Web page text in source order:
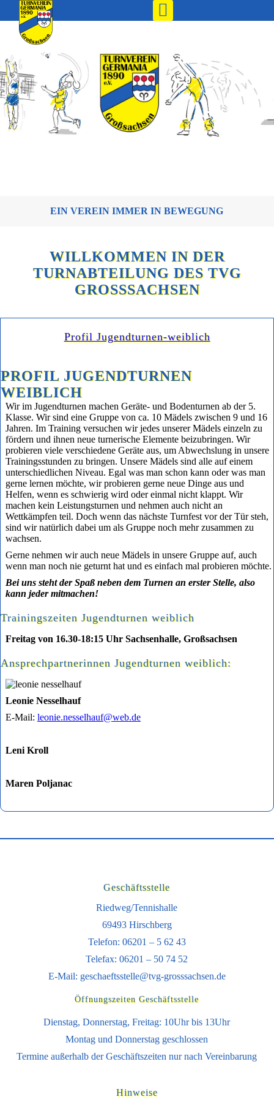
EIN VEREIN IMMER IN BEWEGUNG
WILLKOMMEN IN DER
TURNABTEILUNG DES TVG
GROSSSACHSEN
Profil Jugendturnen-weiblich
PROFIL JUGENDTURNEN
WEIBLICH
Wir im Jugendturnen machen Geräte- und Bodenturnen ab der 5.
Klasse. Wir sind eine Gruppe von ca. 10 Mädels zwischen 9 und 16
Jahren. Im Training versuchen wir jedes unserer Mädels einzeln zu
fördern und ihnen neue turnerische Elemente beizubringen. Wir
probieren viele verschiedene Geräte aus, um Abwechslung in unsere
Trainingsstunden zu bringen. Unsere Mädels sind alle auf einem
unterschiedlichen Niveau. Egal was man schon kann oder was man
gerne lernen möchte, wir probieren gerne neue Dinge aus und
Helfen, wenn es schwierig wird oder einmal nicht klappt. Wir
machen kein Leistungsturnen und nehmen auch nicht an
Wettkämpfen teil. Doch wenn das nächste Turnfest vor der Tür steh,
sind wir natürlich dabei um als Gruppe noch mehr zusammen zu
wachsen.
Gerne nehmen wir auch neue Mädels in unsere Gruppe auf, auch
wenn man noch nie geturnt hat und es einfach mal probieren möchte.
Bei uns steht der Spaß neben dem Turnen an erster Stelle, also
kann jeder mitmachen!
Trainingszeiten Jugendturnen weiblich
Freitag von 16.30-18:15 Uhr Sachsenhalle, Großsachsen
Ansprechpartnerinnen Jugendturnen weiblich:
Leonie Nesselhauf
E-Mail: leonie.nesselhauf@web.de
Leni Kroll
Maren Poljanac
Geschäftsstelle
Riedweg/Tennishalle
69493 Hirschberg
Telefon: 06201 – 5 62 43
Telefax: 06201 – 50 74 52
E-Mail: geschaeftsstelle@tvg-grosssachsen.de
Öffnungszeiten Geschäftsstelle
Dienstag, Donnerstag, Freitag: 10Uhr bis 13Uhr
Montag und Donnerstag geschlossen
Termine außerhalb der Geschäftszeiten nur nach Vereinbarung
Hinweise